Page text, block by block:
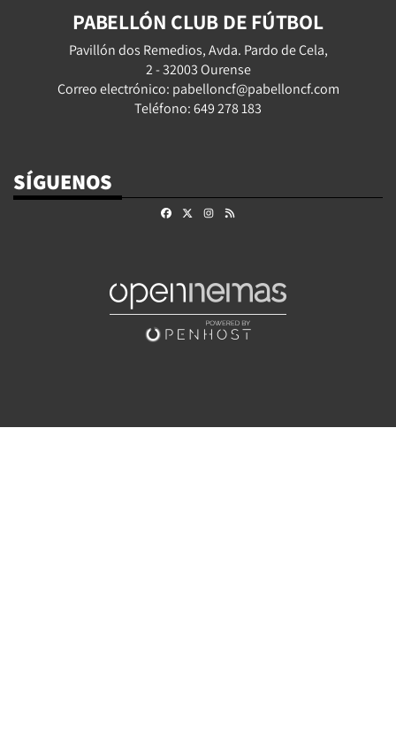
PABELLÓN CLUB DE FÚTBOL
Pavillón dos Remedios, Avda. Pardo de Cela,
2 - 32003 Ourense
Correo electrónico: pabelloncf@pabelloncf.com
Teléfono: 649 278 183
SÍGUENOS
FacebookInstagram